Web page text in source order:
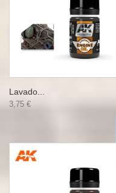
Lavado...
3,75 €